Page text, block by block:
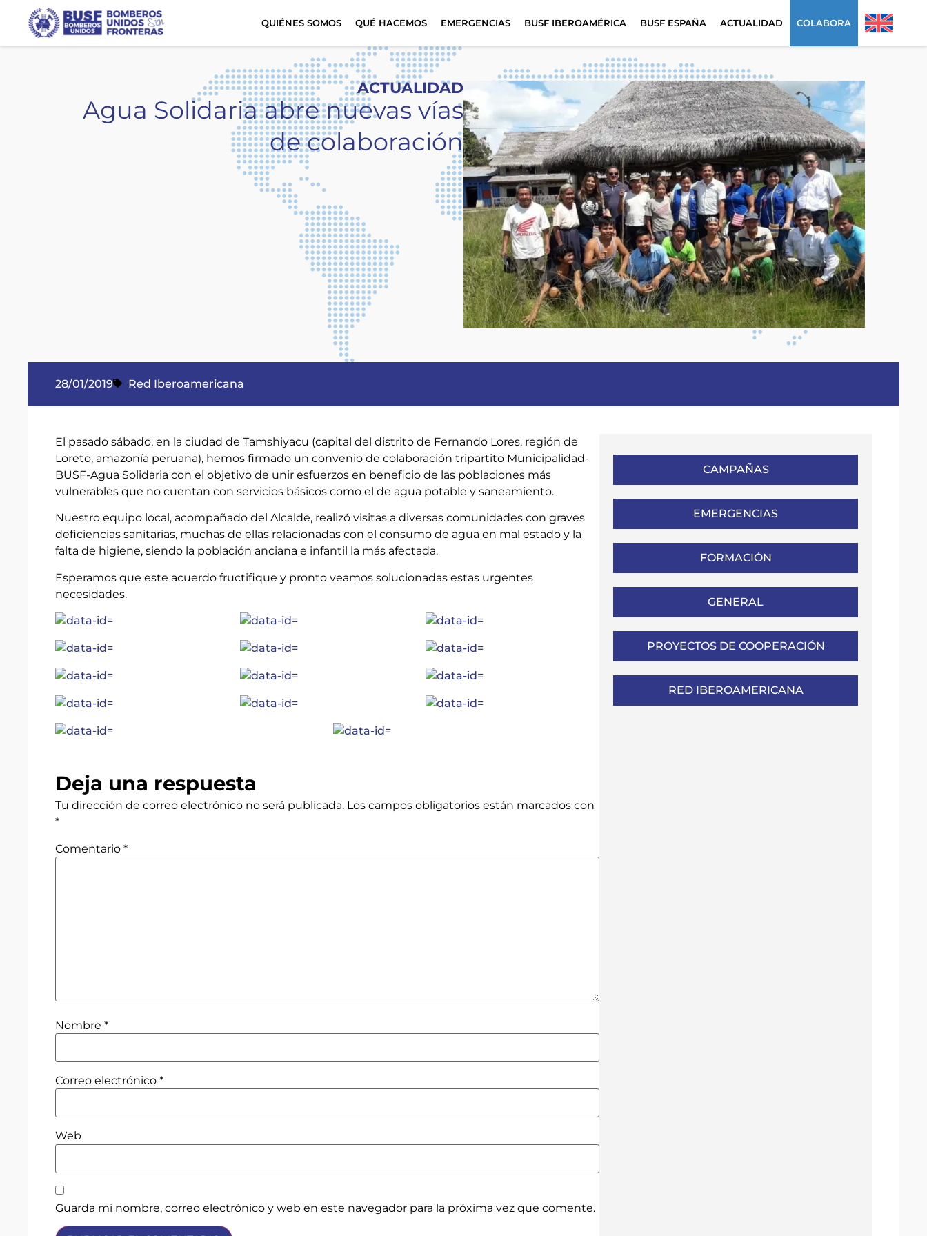
QUIÉNES SOMOS QUÉ HACEMOS EMERGENCIAS BUSF IBEROAMÉRICA BUSF ESPAÑA ACTUALIDAD COLABORA
ACTUALIDAD
Agua Solidaria abre nuevas vías
de colaboración
28/01/2019 Red Iberoamericana
El pasado sábado, en la ciudad de Tamshiyacu (capital del distrito de Fernando Lores, región de
Loreto, amazonía peruana), hemos firmado un convenio de colaboración tripartito Municipalidad-
BUSF-Agua Solidaria con el objetivo de unir esfuerzos en beneficio de las poblaciones más
vulnerables que no cuentan con servicios básicos como el de agua potable y saneamiento.
Nuestro equipo local, acompañado del Alcalde, realizó visitas a diversas comunidades con graves
deficiencias sanitarias, muchas de ellas relacionadas con el consumo de agua en mal estado y la
falta de higiene, siendo la población anciana e infantil la más afectada.
Esperamos que este acuerdo fructifique y pronto veamos solucionadas estas urgentes
necesidades.
Deja una respuesta
Tu dirección de correo electrónico no será publicada. Los campos obligatorios están marcados con
*
Comentario *
Nombre *
Correo electrónico *
Web
Guarda mi nombre, correo electrónico y web en este navegador para la próxima vez que comente.
CAMPAÑAS
EMERGENCIAS
FORMACIÓN
GENERAL
PROYECTOS DE COOPERACIÓN
RED IBEROAMERICANA